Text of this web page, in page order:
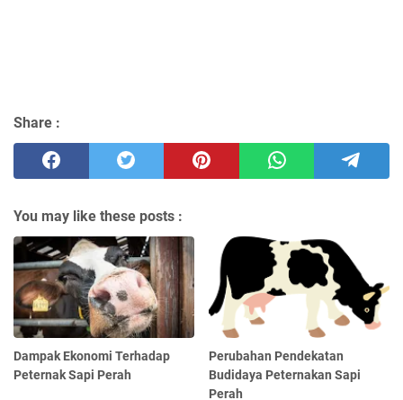
Share :
You may like these posts :
Dampak Ekonomi Terhadap
Peternak Sapi Perah
Perubahan Pendekatan
Budidaya Peternakan Sapi
Perah